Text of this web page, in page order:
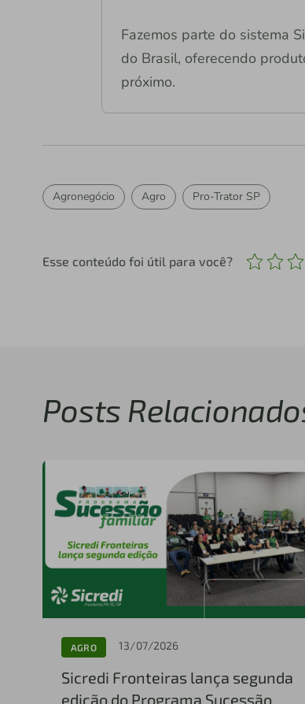
Fazemos parte do sistema
do Brasil, oferecendo
próximo.
Agronegócio Agro Pro-Trator SP
Esse conteúdo foi útil para você?
Posts
AGRO 13/07/2026
Sicredi Fronteiras lança segunda
edição do Programa Sucessão